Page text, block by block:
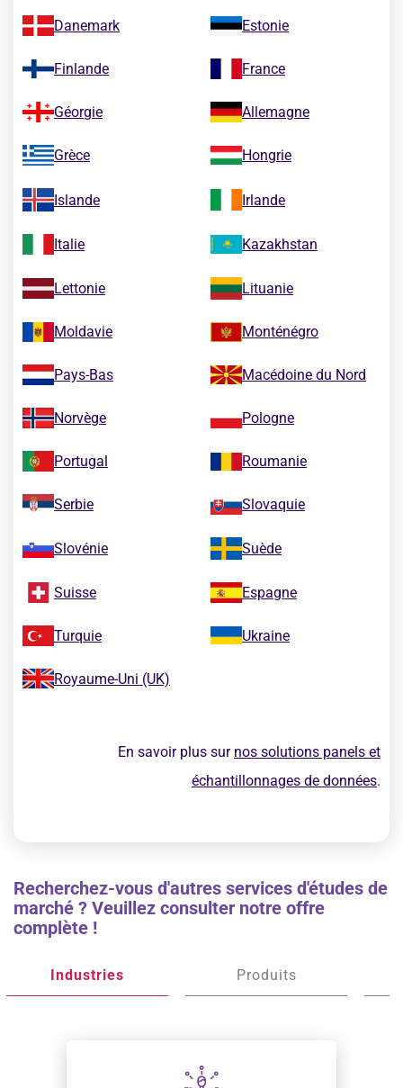
Danemark Estonie
Finlande France
Géorgie Allemagne
Grèce Hongrie
Islande Irlande
Italie Kazakhstan
Lettonie Lituanie
Moldavie Monténégro
Pays-Bas Macédoine du Nord
Norvège Pologne
Portugal Roumanie
Serbie Slovaquie
Slovénie Suède
Suisse Espagne
Turquie Ukraine
Royaume-Uni (UK)
En savoir plus sur nos solutions panels et
échantillonnages de données.
Recherchez-vous d'autres services d'études de
marché ? Veuillez consulter notre offre
complète !
Industries Produits